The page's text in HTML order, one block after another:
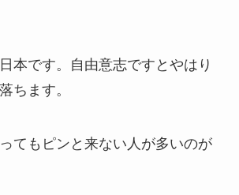
本です。自由意志ですとやはり
ちます。
てもピンと来ない人が多いのが